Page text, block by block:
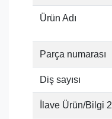
Ürün Adı
Parça numarası
Diş sayısı
İlave Ürün/Bilgi 2